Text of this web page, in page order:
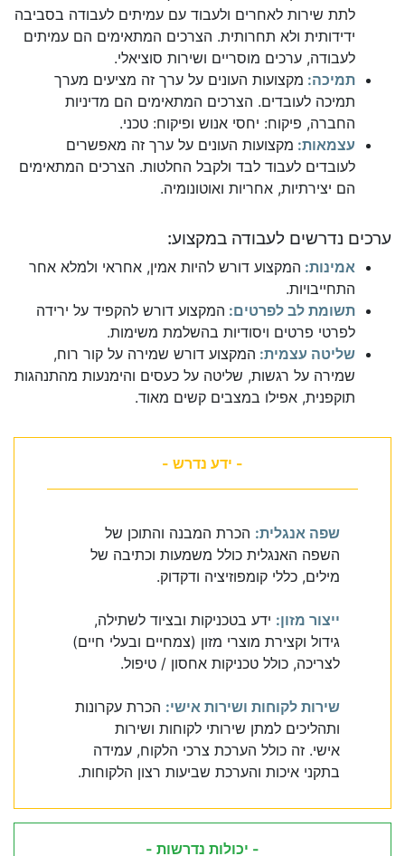
לתת שירות לאחרים ולעבוד עם עמיתים לעבודה בסביבה
ידידותית ולא תחרותית. הצרכים המתאימים הם עמיתים
לעבודה, ערכים מוסריים ושירות סוציאלי.
תמיכה: מקצועות העונים על ערך זה מציעים מערך
תמיכה לעובדים. הצרכים המתאימים הם מדיניות
החברה, פיקוח: יחסי אנוש ופיקוח: טכני.
עצמאות: מקצועות העונים על ערך זה מאפשרים
לעובדים לעבוד לבד ולקבל החלטות. הצרכים המתאימים
הם יצירתיות, אחריות ואוטונומיה.
ערכים נדרשים לעבודה במקצוע:
אמינות: המקצוע דורש להיות אמין, אחראי ולמלא אחר
התחייבויות.
תשומת לב לפרטים: המקצוע דורש להקפיד על ירידה
לפרטי פרטים ויסודיות בהשלמת משימות.
שליטה עצמית: המקצוע דורש שמירה על קור רוח,
שמירה על רגשות, שליטה על כעסים והימנעות מהתנהגות
תוקפנית, אפילו במצבים קשים מאוד.
- ידע נדרש -
שפה אנגלית: הכרת המבנה והתוכן של
השפה האנגלית כולל משמעות וכתיבה של
מילים, כללי קומפוזיציה ודקדוק.
ייצור מזון: ידע בטכניקות ובציוד לשתילה,
גידול וקצירת מוצרי מזון (צמחיים ובעלי חיים)
לצריכה, כולל טכניקות אחסון / טיפול.
שירות לקוחות ושירות אישי: הכרת עקרונות
ותהליכים למתן שירותי לקוחות ושירות
אישי. זה כולל הערכת צרכי הלקוח, עמידה
בתקני איכות והערכת שביעות רצון הלקוחות.
- יכולות נדרשות -